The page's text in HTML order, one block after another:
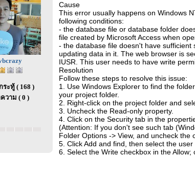
ระทู้ ( 168 )
วาม ( 0 )
Cause
This error usually happens on Windows
following conditions:
- the database file or database folder
file created by Microsoft Access when
- the database file doesn't have
updating data in it. The web browser is
IUSR. This user needs to have write
Resolution
Follow these steps to resolve this issue:
1. Use Windows Explorer to find the
your project folder.
2. Right-click on the project folder and
3. Uncheck the Read-only property.
4. Click on the Security tab in the
(Attention: If you don't see such tab
Folder Options -> View, and uncheck the
5. Click Add and find, then select the user
6. Select the Write checkbox in the